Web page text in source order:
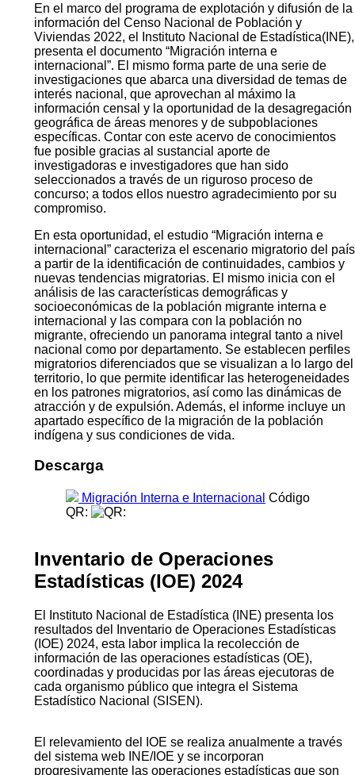
En el marco del programa de explotación y difusión de la
información del Censo Nacional de Población y
Viviendas 2022, el Instituto Nacional de Estadística(INE),
presenta el documento “Migración interna e
internacional”. El mismo forma parte de una serie de
investigaciones que abarca una diversidad de temas de
interés nacional, que aprovechan al máximo la
información censal y la oportunidad de la desagregación
geográfica de áreas menores y de subpoblaciones
específicas. Contar con este acervo de conocimientos
fue posible gracias al sustancial aporte de
investigadoras e investigadores que han sido
seleccionados a través de un riguroso proceso de
concurso; a todos ellos nuestro agradecimiento por su
compromiso.
En esta oportunidad, el estudio “Migración interna e
internacional” caracteriza el escenario migratorio del país
a partir de la identificación de continuidades, cambios y
nuevas tendencias migratorias. El mismo inicia con el
análisis de las características demográficas y
socioeconómicas de la población migrante interna e
internacional y las compara con la población no
migrante, ofreciendo un panorama integral tanto a nivel
nacional como por departamento. Se establecen perfiles
migratorios diferenciados que se visualizan a lo largo del
territorio, lo que permite identificar las heterogeneidades
en los patrones migratorios, así como las dinámicas de
atracción y de expulsión. Además, el informe incluye un
apartado específico de la migración de la población
indígena y sus condiciones de vida.
Descarga
Migración Interna e Internacional Código
QR:
Inventario de Operaciones
Estadísticas (IOE) 2024
El Instituto Nacional de Estadística (INE) presenta los
resultados del Inventario de Operaciones Estadísticas
(IOE) 2024, esta labor implica la recolección de
información de las operaciones estadísticas (OE),
coordinadas y producidas por las áreas ejecutoras de
cada organismo público que integra el Sistema
Estadístico Nacional (SISEN).
El relevamiento del IOE se realiza anualmente a través
del sistema web INE/IOE y se incorporan
progresivamente las operaciones estadísticas que son